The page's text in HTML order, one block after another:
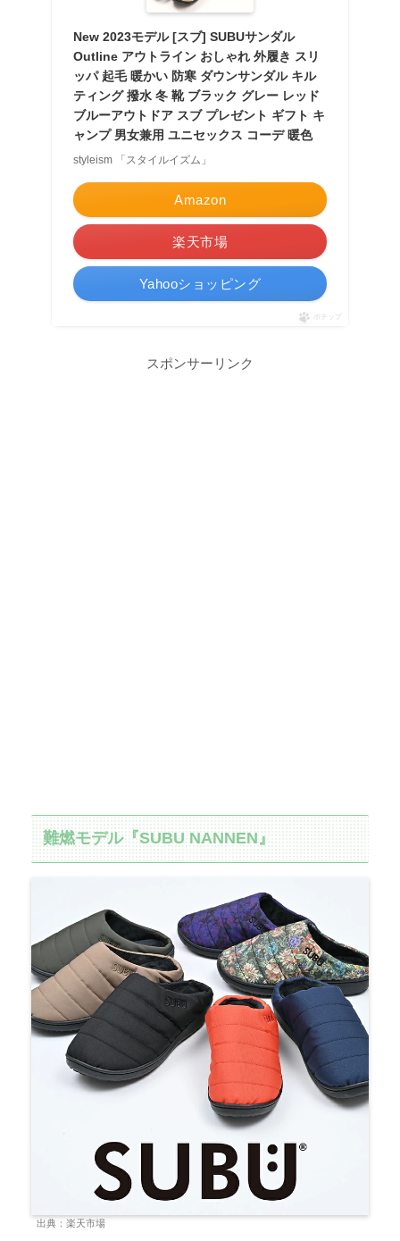
New 2023モデル [スブ] SUBUサンダル
Outline アウトライン おしゃれ 外履き スリ
ッパ 起毛 暖かい 防寒 ダウンサンダル キル
ティング 撥水 冬 靴 ブラック グレー レッド
ブルーアウトドア スブ プレゼント ギフト キ
ャンプ 男女兼用 ユニセックス コーデ 暖色
styleism 「スタイルイズム」
Amazon
楽天市場
Yahooショッピング
ポチップ
スポンサーリンク
難燃モデル『SUBU NANNEN』
出典：楽天市場